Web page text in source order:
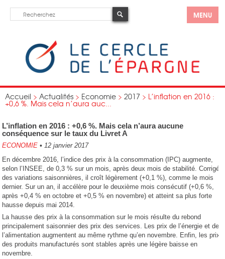
MENU
Accueil > Actualités > Economie > 2017 > L’inflation en 2016 :
+0,6 %. Mais cela n’aura auc...
L’inflation en 2016 : +0,6 %. Mais cela n’aura aucune
conséquence sur le taux du Livret A
ECONOMIE • 12 janvier 2017
En décembre 2016, l’indice des prix à la consommation (IPC) augmente,
selon l’INSEE, de 0,3 % sur un mois, après deux mois de stabilité. Corrigé
des variations saisonnières, il croît légèrement (+0,1 %), comme le mois
dernier. Sur un an, il accélère pour le deuxième mois consécutif (+0,6 %,
après +0,4 % en octobre et +0,5 % en novembre) et atteint sa plus forte
hausse depuis mai 2014.
La hausse des prix à la consommation sur le mois résulte du rebond
principalement saisonnier des prix des services. Les prix de l’énergie et de
l’alimentation augmentent au même rythme qu’en novembre. Enfin, les prix
des produits manufacturés sont stables après une légère baisse en
novembre.